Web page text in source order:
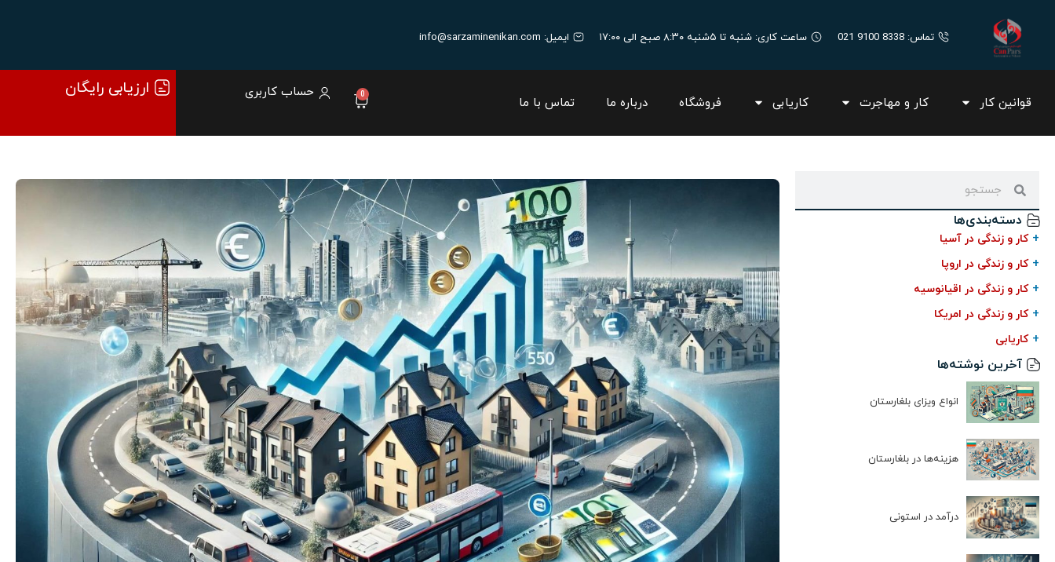
تماس: 8338 9100 021 ساعت کاری: شنبه تا ۵شنبه ۸:۳۰ صبح الی ۱۷:۰۰ ایمیل: info@sarzaminenikan.com
قوانین کار کار و مهاجرت کاریابی فروشگاه درباره ما تماس با ما 0 حساب کاربری ارزیابی رایگان
دسته‌بندی‌ها
+ کار و زندگی در آسیا
+ کار و زندگی در اروپا
+ کار و زندگی در اقیانوسیه
+ کار و زندگی در امریکا
+ کاریابی
آخرین نوشته‌ها
انواع ویزای بلغارستان
هزینه‌ها در بلغارستان
درآمد در استونی